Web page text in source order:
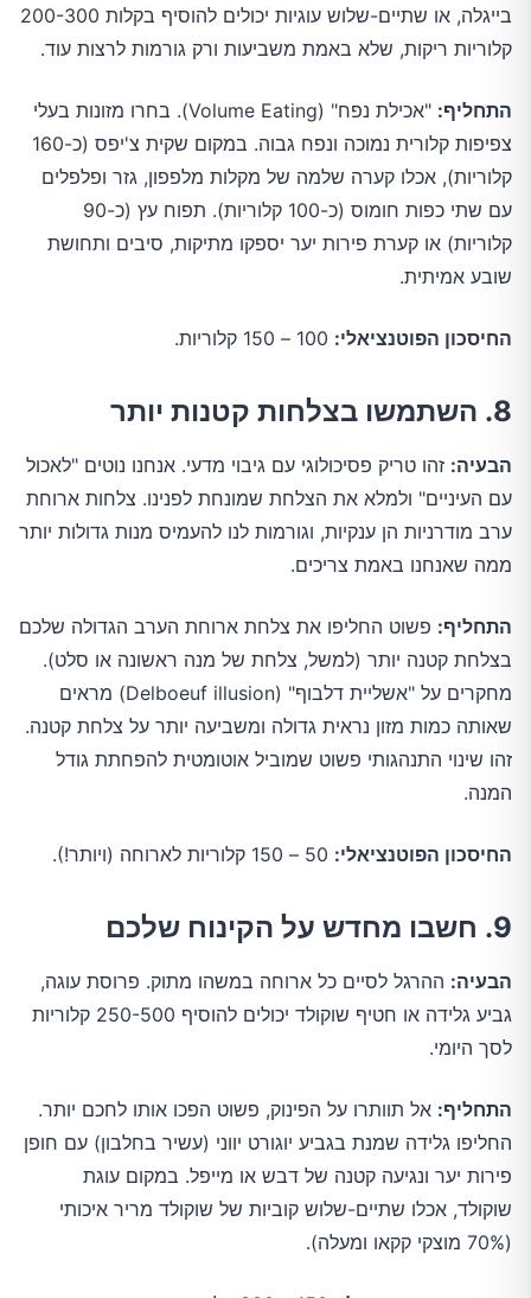
בייגלה, או שתיים-שלוש עוגיות יכולים להוסיף בקלות 200-300
קלוריות ריקות, שלא באמת משביעות ורק גורמות לרצות עוד.
התחליף:
"אכילת נפח" (Volume Eating). בחרו מזונות בעלי
צפיפות קלורית נמוכה ונפח גבוה. במקום שקית צ'יפס (כ-160
קלוריות), אכלו קערה שלמה של מקלות מלפפון, גזר ופלפלים
עם שתי כפות חומוס (כ-100 קלוריות). תפוח עץ (כ-90
קלוריות) או קערת פירות יער יספקו מתיקות, סיבים ותחושת
שובע אמיתית.
החיסכון הפוטנציאלי:
8. השתמשו בצלחות קטנות יותר
הבעיה: זהו טריק פסיכולוגי עם גיבוי מדעי. אנחנו נוטים "לאכול
עם העיניים" ולמלא את הצלחת שמונחת לפנינו. צלחות ארוחת
ערב מודרניות הן ענקיות, וגורמות לנו להעמיס מנות גדולות יותר
ממה שאנחנו באמת צריכים.
התחליף: פשוט החליפו את צלחת ארוחת הערב הגדולה שלכם
בצלחת קטנה יותר (למשל, צלחת של מנה ראשונה או סלט).
מחקרים על "אשליית דלבוף" (Delboeuf illusion) מראים
שאותה כמות מזון נראית גדולה ומשביעה יותר על צלחת קטנה.
זהו שינוי התנהגותי פשוט שמוביל אוטומטית להפחתת גודל
המנה.
החיסכון הפוטנציאלי:
9. חשבו מחדש על הקינוח שלכם
הבעיה: ההרגל לסיים כל ארוחה במשהו מתוק. פרוסת עוגה,
גביע גלידה או חטיף שוקולד יכולים להוסיף 250-500 קלוריות
לסך היומי.
התחליף: אל תוותרו על הפינוק, פשוט הפכו אותו לחכם יותר.
החליפו גלידה שמנת בגביע יוגורט יווני (עשיר בחלבון) עם חופן
פירות יער ונגיעה קטנה של דבש או מייפל. במקום עוגת
שוקולד, אכלו שתיים-שלוש קוביות של שוקולד מריר איכותי
(70% מוצקי קקאו ומעלה).